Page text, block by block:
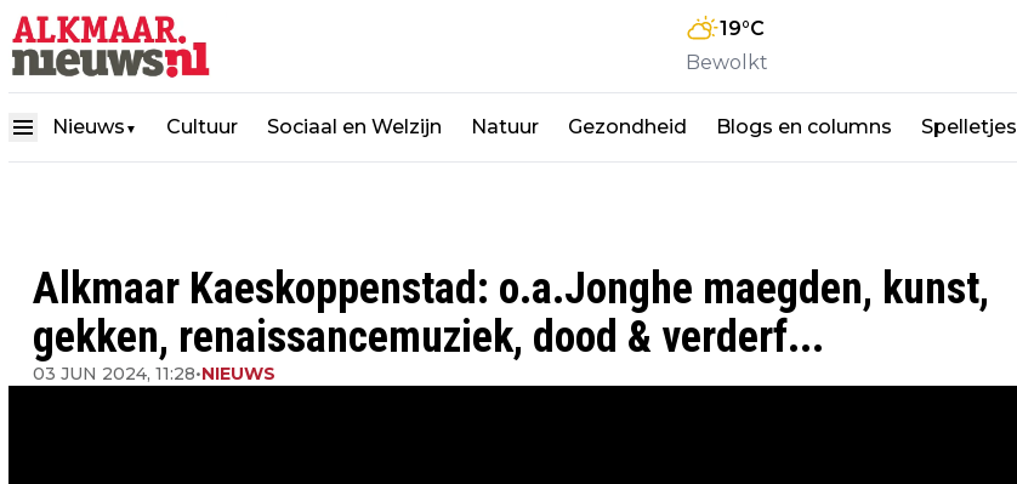
19°C
Bewolkt
Nieuws ▼ Cultuur Sociaal en Welzijn Natuur Gezondheid Blogs en columns Spelletjes
Alkmaar Kaeskoppenstad: o.a.Jonghe maegden, kunst,
gekken, renaissancemuziek, dood & verderf...
03 JUN 2024, 11:28•NIEUWS